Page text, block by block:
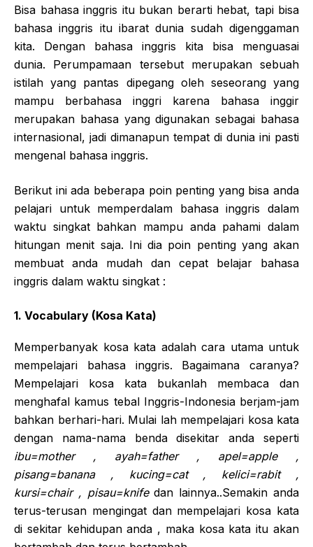
Bisa bahasa inggris itu bukan berarti hebat, tapi bisa
bahasa inggris itu ibarat dunia sudah digenggaman
kita. Dengan bahasa inggris kita bisa menguasai
dunia. Perumpamaan tersebut merupakan sebuah
istilah yang pantas dipegang oleh seseorang yang
mampu berbahasa inggri karena bahasa inggir
merupakan bahasa yang digunakan sebagai bahasa
internasional, jadi dimanapun tempat di dunia ini pasti
mengenal bahasa inggris.
Berikut ini ada beberapa poin penting yang bisa anda
pelajari untuk memperdalam bahasa inggris dalam
waktu singkat bahkan mampu anda pahami dalam
hitungan menit saja. Ini dia poin penting yang akan
membuat anda mudah dan cepat belajar bahasa
inggris dalam waktu singkat :
1. Vocabulary (Kosa Kata)
Memperbanyak kosa kata adalah cara utama untuk
mempelajari bahasa inggris. Bagaimana caranya?
Mempelajari kosa kata bukanlah membaca dan
menghafal kamus tebal Inggris-Indonesia berjam-jam
bahkan berhari-hari. Mulai lah mempelajari kosa kata
dengan nama-nama benda disekitar anda seperti
ibu=mother , ayah=father , apel=apple ,
pisang=banana , kucing=cat , kelici=rabit ,
kursi=chair , pisau=knifedan lainnya..Semakin anda
terus-terusan mengingat dan mempelajari kosa kata
di sekitar kehidupan anda , maka kosa kata itu akan